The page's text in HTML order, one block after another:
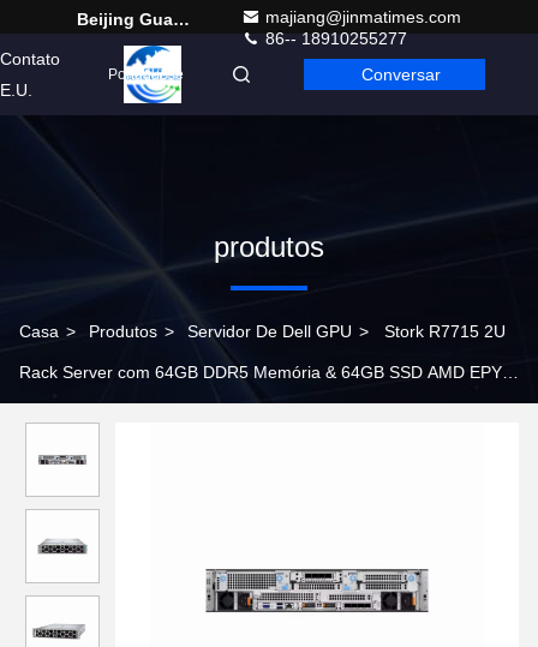
Beijing Guangtian Runze Technology Co., Ltd.
majiang@jinmatimes.com
86-- 18910255277
Contato
E.U.
Portuguese Conversar
produtos
Casa > Produtos > Servidor De Dell GPU > Stork R7715 2U
Rack Server com 64GB DDR5 Memória & 64GB SSD AMD EPYC